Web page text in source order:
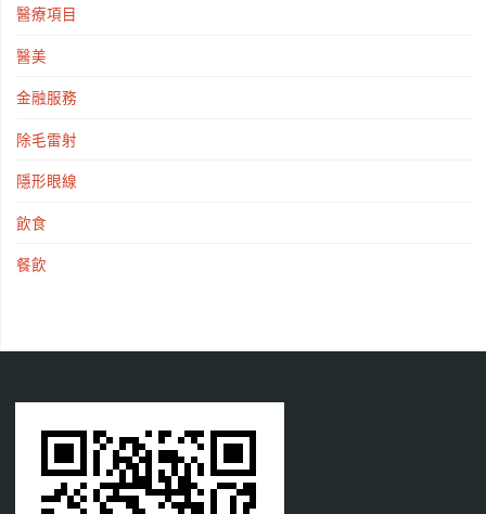
醫療項目
醫美
金融服務
除毛雷射
隱形眼線
飲食
餐飲